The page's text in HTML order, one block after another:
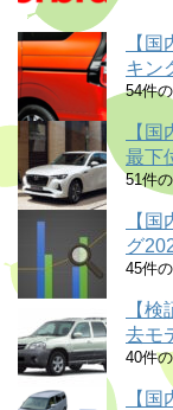
【
キン
54件
【
最下
51件
【
グ
45件
【
去モ
40件
【